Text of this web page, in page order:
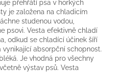
přehřátí psa v horkých
je založena na chladicím
studenou vodou,
psovi. Vesta efektivně chladí
odkud se chladící účinek šíří
absorpční schopnost.
Je vhodná pro všechny
výstav psů. Vesta